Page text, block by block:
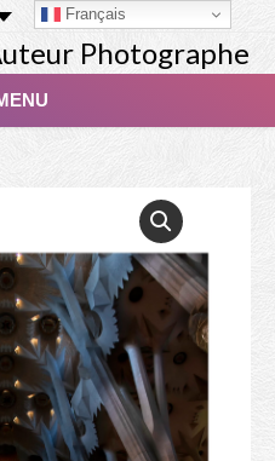
Photographe
Français